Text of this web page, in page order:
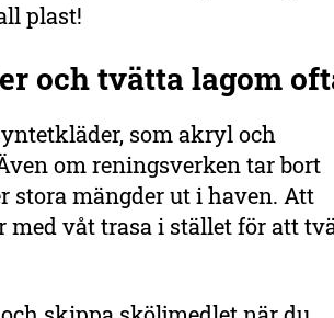
plast!
och tvätta lagom
som akryl och
om reningsverken tar bort
stora mängder ut i haven. Att
med våt trasa i stället för att